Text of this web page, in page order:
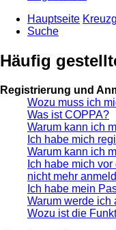
Hauptseite
Suche
Häufig
Registrierung und
Wozu muss ich
Was ist COPPA?
Warum kann ich
Ich habe mich
Warum kann ich
Ich habe mich
nicht mehr
Ich habe mein
Warum werde ich
Wozu ist die